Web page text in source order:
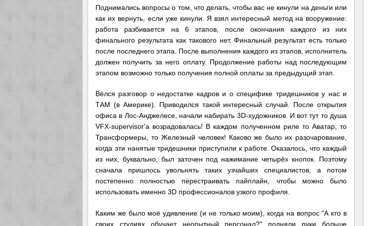
Поднимались вопросы о том, что делать, чтобы вас не кинули на деньги или
как их вернуть, если уже кинули. Я взял интересный метод на вооружение:
работа разбивается на 6 этапов, после окончания каждого из них
финального результата как такового нет. Финальный результат есть только
после последнего этапа. После выполнения каждого из этапов, исполнитель
должен получить за него оплату. Продолжение работы над последующим
этапом возможно только получения полной оплаты за предыдущий этап.
Вёлся разговор о недостатке кадров и о специфике тридешников у нас и
ТАМ (в Америке). Приводился такой интересный случай. После открытия
офиса в Лос-Анджелесе, начали набирать 3D-художников. И вот тут то душа
VFX-supervisor'а возрадовалась! В каждом полученном риле то Аватар, то
Трансформеры, то Железный человек! Каково же было их разочарование,
когда эти нанятые тридешники приступили к работе. Оказалось, что каждый
из них, буквально, был заточен под нажимание четырёх кнопок. Поэтому
сначала пришлось увольнять таких узчайших специалистов, а потом
постепенно полностью перестраивать пайплайн, чтобы можно было
использовать именно 3D профессионалов узкого профиля.
Каким же было моё удивление (и не только моим), когда на вопрос "А кто в
своих студиях обучает неопытный персонал?" подняли руки больше